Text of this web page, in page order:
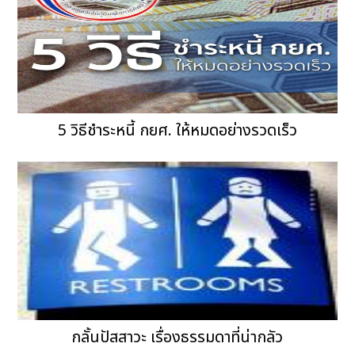
5 วิธีชำระหนี้ กยศ. ให้หมดอย่างรวดเร็ว
กลั้นปัสสาวะ เรื่องธรรมดาที่น่ากลัว